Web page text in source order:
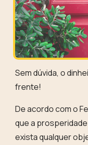
Sem dúvida, o
frente!
De acordo com o
que a
exista qualquer